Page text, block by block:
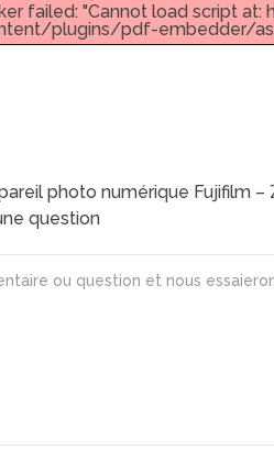
failed: "Cannot load script
plugins/pdf-embedder/
photo numérique Fujifilm –
question